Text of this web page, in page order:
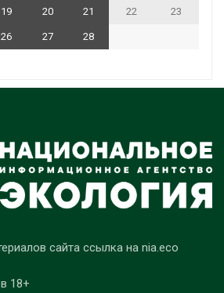
19 20 21 22 23
26 27
28
сайта ссылка на nia.eco
18+